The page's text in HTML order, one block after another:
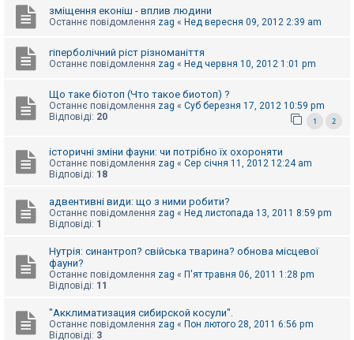
б
з
п
в
д
в
м
П
зміщення еконіш - вплив людини
Останнє повідомлення zag « Нед вересня 09, 2012 2:39 am
гіперболічний ріст різноманіття
Останнє повідомлення zag « Нед червня 10, 2012 1:01 pm
Що таке біотоп (Что такое биотоп) ?
Останнє повідомлення zag « Суб березня 17, 2012 10:59 pm
Відповіді: 20 1 2
історичні зміни фауни: чи потрібно їх охороняти
Останнє повідомлення zag « Сер січня 11, 2012 12:24 am
Відповіді: 18
адвентивні види: що з ними робити?
Останнє повідомлення zag « Нед листопада 13, 2011 8:59 pm
Відповіді: 1
Нутрія: синантроп? свійська тварина? обнова місцевої
фауни?
Останнє повідомлення zag « П'ят травня 06, 2011 1:28 pm
Відповіді: 11
"Акклиматизация сибирской косули".
Останнє повідомлення zag « Пон лютого 28, 2011 6:56 pm
Відповіді: 3